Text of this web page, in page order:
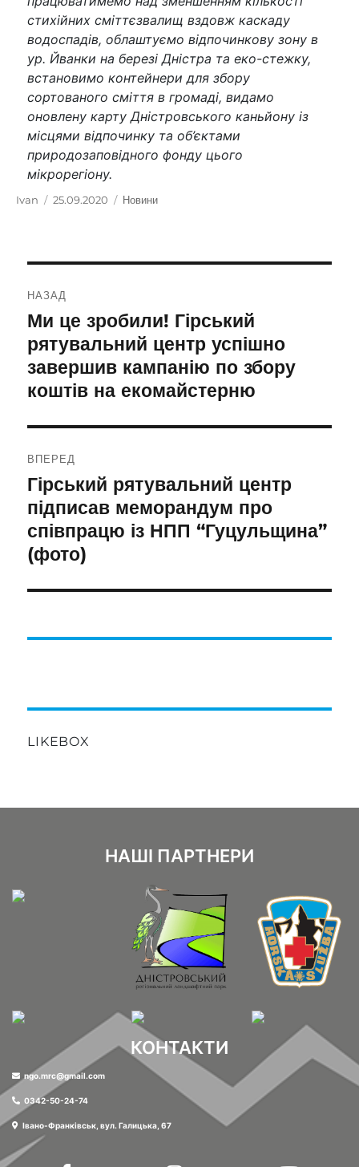
стихійних сміттєзвалищ вздовж каскаду
водоспадів, облаштуємо відпочинкову зону в
ур. Йванки на березі Дністра та еко-стежку,
встановимо контейнери для збору
сортованого сміття в громаді, видамо
оновлену карту Дністровського каньйону із
місцями відпочинку та об’єктами
природозаповідного фонду цього
мікрорегіону.
Автор
Ivan Оприлюднено
25.09.2020 Категорії
Новини
записів
НАЗАД
Попередній
запис:
Ми це зробили! Гірський
рятувальний центр успішно
завершив кампанію по збору
коштів на екомайстерню
ВПЕРЕД
Наступний
запис:
Гірський рятувальний центр
підписав меморандум про
співпрацю із НПП “Гуцульщина”
(фото)
LIKEBOX
НАШІ ПАРТНЕРИ
КОНТАКТИ
ngo.mrc@gmail.com
0342-50-24-74
Івано-Франківськ, вул. Галицька, 67